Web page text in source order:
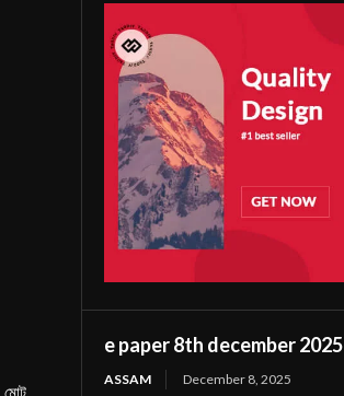
e paper 8th december 2025
ASSAM December 8, 2025